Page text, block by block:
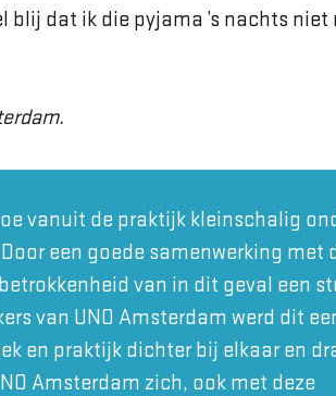
blij dat ik die pyjama ’s nachts niet
vanuit de praktijk kleinschalig
een goede samenwerking met
van in dit geval een
van UNO Amsterdam werd dit
en praktijk dichter bij elkaar en
Amsterdam zich, ook met deze